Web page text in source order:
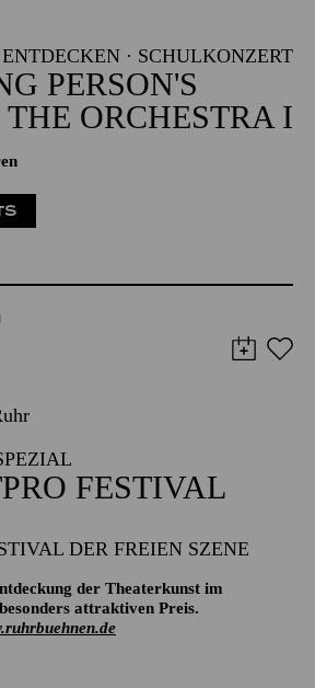
· SCHULKONZERT
PERSON'S
ORCHESTRA I
FESTIVAL
DER FREIEN SZENE
der Theaterkunst im
attraktiven Preis.